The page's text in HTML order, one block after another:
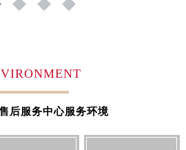
区解放街帝舵售后服务中心（需提前预约）
区上街帝舵售后服务中心（需提前预约）
2 3 4
后服务中心服务环境